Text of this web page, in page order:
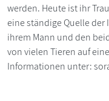
werden. Heute ist ihr
eine ständige Quelle
ihrem Mann und den
von vielen Tieren auf
Informationen unter: